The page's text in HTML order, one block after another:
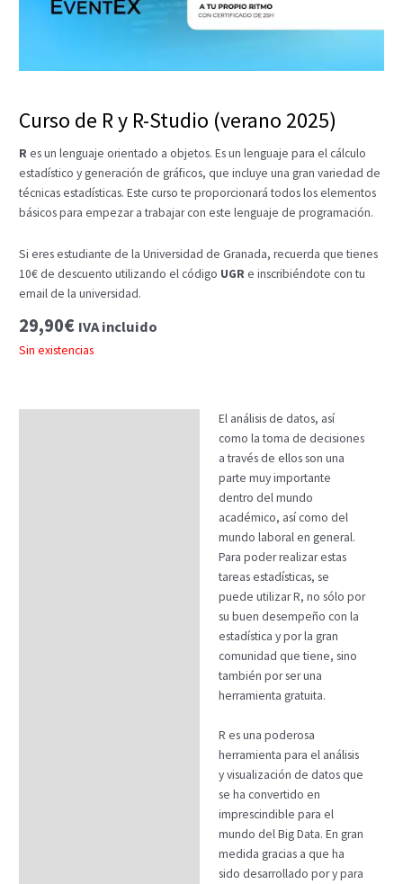
Curso de R y R-Studio (verano 2025)
Res un lenguaje orientado a objetos. Es un lenguaje para el cálculo
estadístico y generación de gráficos, que incluye una gran variedad de
técnicas estadísticas. Este curso te proporcionará todos los elementos
básicos para empezar a trabajar con este lenguaje de programación.
Si eres estudiante de la Universidad de Granada, recuerda que tienes
10€ de descuento utilizando el código UGRe inscribiéndote con tu
email de la universidad.
29,90€ IVA incluido
Sin existencias
El análisis de datos, así
como la toma de decisiones
a través de ellos son una
parte muy importante
dentro del mundo
académico, así como del
mundo laboral en general.
Para poder realizar estas
tareas estadísticas, se
puede utilizar R, no sólo por
su buen desempeño con la
estadística y por la gran
comunidad que tiene, sino
también por ser una
herramienta gratuita.
R es una poderosa
herramienta para el análisis
y visualización de datos que
se ha convertido en
imprescindible para el
mundo del Big Data. En gran
medida gracias a que ha
sido desarrollado por y para